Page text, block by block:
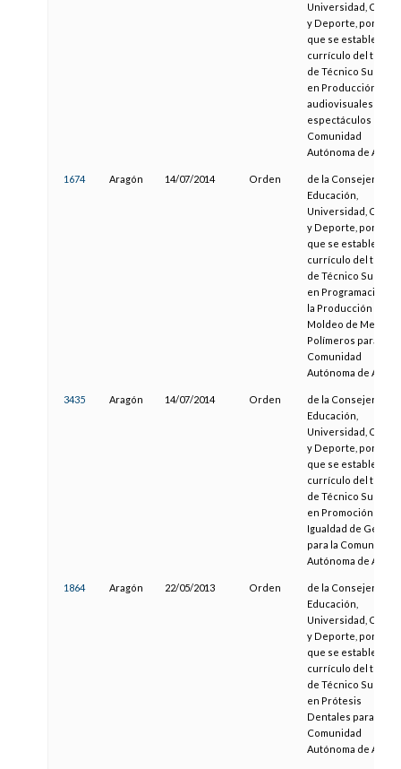
Universidad,
y Deporte, por la
que se establece el
currículo del título
de Técnico
en Producción de
audiovisuales y
espectáculos para
Comunidad
Autónoma de
1674 Aragón 14/07/2014 Orden
de la Consejera de
Educación,
Universidad,
y Deporte, por la
que se establece el
currículo del título
de Técnico
en Programación de
la Producción en
Moldeo de Metales
Polímeros para la
Comunidad
Autónoma de
3435 Aragón 14/07/2014 Orden
de la Consejera de
Educación,
Universidad,
y Deporte, por la
que se establece el
currículo del título
de Técnico
en Promoción de
Igualdad de Género
para la Comunidad
Autónoma de
1864 Aragón 22/05/2013 Orden
de la Consejera de
Educación,
Universidad,
y Deporte, por la
que se establece el
currículo del título
de Técnico
en Prótesis
Dentales para la
Comunidad
Autónoma de